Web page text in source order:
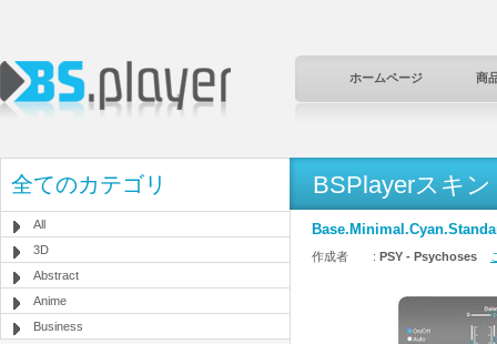
ホームページ 商
全てのカテゴリ
All
3D
Abstract
Anime
Business
BSPlayerスキン
作成者 : PSY - Psychoses